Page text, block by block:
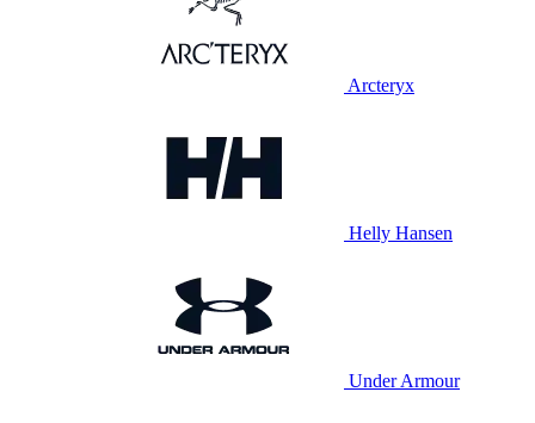
Arcteryx
Helly Hansen
Under Armour